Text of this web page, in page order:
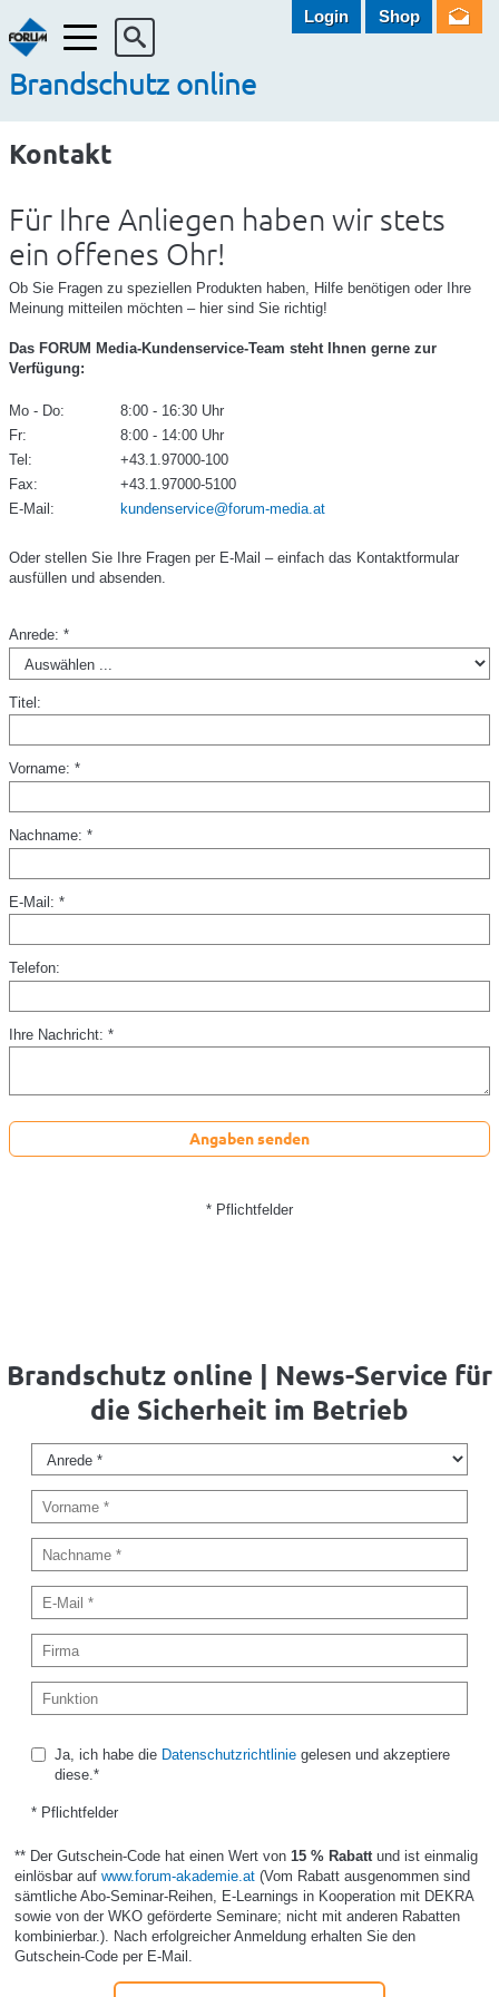
Menü
Brandschutz online
Login Shop
Kontakt
Für Ihre Anliegen haben wir stets
ein offenes Ohr!
Ob Sie Fragen zu speziellen Produkten haben, Hilfe benötigen oder Ihre
Meinung mitteilen möchten – hier sind Sie richtig!
Das FORUM Media-Kundenservice-Team steht Ihnen gerne zur
Verfügung:
Mo - Do:
8:00 - 16:30 Uhr
Fr:
8:00 - 14:00 Uhr
Tel:
+43.1.97000-100
Fax:
+43.1.97000-5100
E-Mail:
kundenservice@forum-media.at
Oder stellen Sie Ihre Fragen per E-Mail – einfach das Kontaktformular
ausfüllen und absenden.
Anrede: *
Titel:
Vorname: *
Nachname: *
E-Mail: *
Telefon:
Ihre Nachricht: *
Angaben senden
* Pflichtfelder
Brandschutz online | News-Service für
die Sicherheit im Betrieb
Ja, ich habe die Datenschutzrichtliniegelesen und akzeptiere
diese.*
* Pflichtfelder
** Der Gutschein-Code hat einen Wert von 15 % Rabatt und ist einmalig
einlösbar auf www.forum-akademie.at(Vom Rabatt ausgenommen sind
sämtliche Abo-Seminar-Reihen, E-Learnings in Kooperation mit DEKRA
sowie von der WKO geförderte Seminare; nicht mit anderen Rabatten
kombinierbar.). Nach erfolgreicher Anmeldung erhalten Sie den
Gutschein-Code per E-Mail.